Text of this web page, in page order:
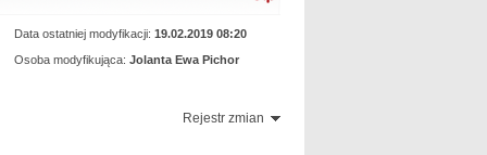
Data ostatniej modyfikacji: 19.02.2019 08:20
Osoba modyfikująca: Jolanta Ewa Pichor
Rejestr zmian